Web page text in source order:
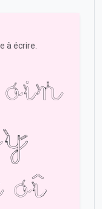
à écrire.
oin
oî